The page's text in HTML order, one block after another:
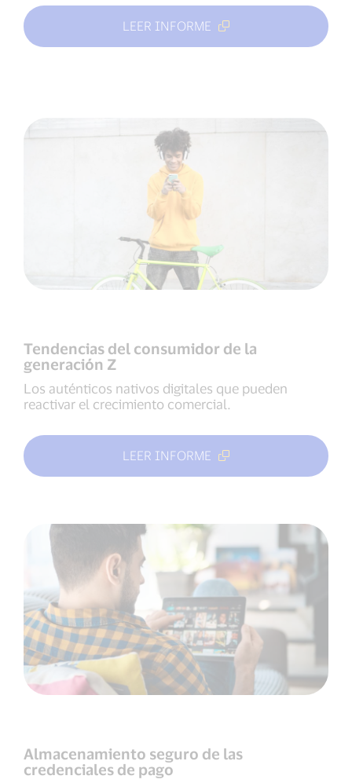
LEER INFORME
Tendencias del consumidor de la
generación Z
Los auténticos nativos digitales que pueden
reactivar el crecimiento comercial.
LEER INFORME
Almacenamiento seguro de las
credenciales de pago